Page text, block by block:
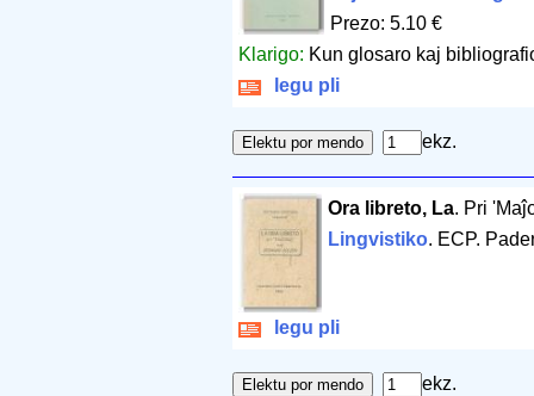
Prezo: 5.10 €
Klarigo: Kun glosaro kaj
legu pli
ekz.
Ora libreto, La. Pri
Lingvistiko. ECP.
legu pli
ekz.